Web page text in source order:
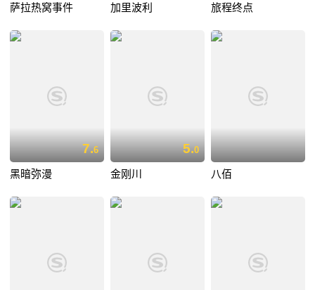
萨拉热窝事件 加里波利 旅程终点
7.6
黑暗弥漫
5.0
金刚川 八佰